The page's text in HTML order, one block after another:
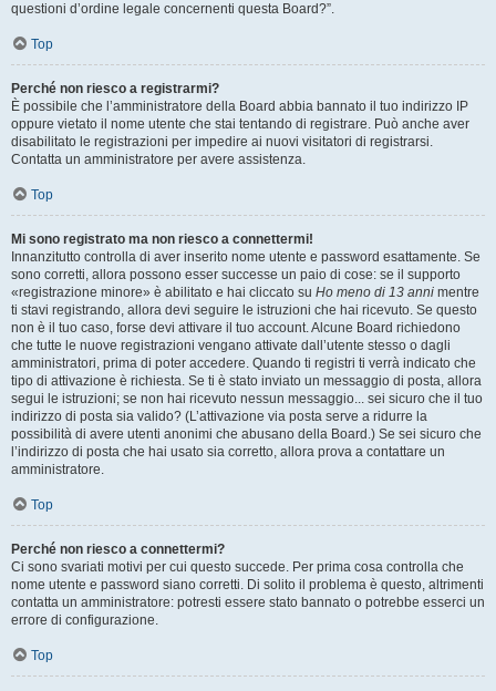
questioni d’ordine legale concernenti questa Board?”.
Top
Perché non riesco a registrarmi?
È possibile che l’amministratore della Board abbia bannato il tuo indirizzo IP
oppure vietato il nome utente che stai tentando di registrare. Può anche aver
disabilitato le registrazioni per impedire ai nuovi visitatori di registrarsi.
Contatta un amministratore per avere assistenza.
Top
Mi sono registrato ma non riesco a connettermi!
Innanzitutto controlla di aver inserito nome utente e password esattamente. Se
sono corretti, allora possono esser successe un paio di cose: se il supporto
«registrazione minore» è abilitato e hai cliccato su Ho meno di 13 anni mentre
ti stavi registrando, allora devi seguire le istruzioni che hai ricevuto. Se questo
non è il tuo caso, forse devi attivare il tuo account. Alcune Board richiedono
che tutte le nuove registrazioni vengano attivate dall’utente stesso o dagli
amministratori, prima di poter accedere. Quando ti registri ti verrà indicato che
tipo di attivazione è richiesta. Se ti è stato inviato un messaggio di posta, allora
segui le istruzioni; se non hai ricevuto nessun messaggio... sei sicuro che il tuo
indirizzo di posta sia valido? (L’attivazione via posta serve a ridurre la
possibilità di avere utenti anonimi che abusano della Board.) Se sei sicuro che
l’indirizzo di posta che hai usato sia corretto, allora prova a contattare un
amministratore.
Top
Perché non riesco a connettermi?
Ci sono svariati motivi per cui questo succede. Per prima cosa controlla che
nome utente e password siano corretti. Di solito il problema è questo, altrimenti
contatta un amministratore: potresti essere stato bannato o potrebbe esserci un
errore di configurazione.
Top